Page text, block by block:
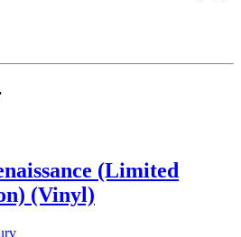
(Limited
(Vinyl)